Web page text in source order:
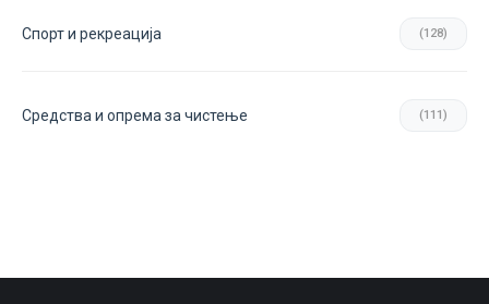
Спорт и рекреација (128)
Средства и опрема за чистење (111)